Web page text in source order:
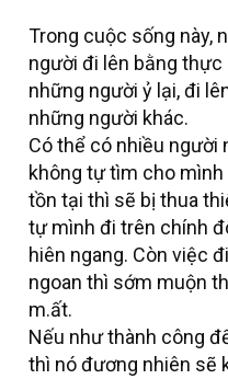
Trong cuộc sống này,
người đi lên bằng
những người ỷ lại, đi
những người khác.
Có thể có nhiều người
không tự tìm cho
tồn tại thì sẽ bị thua
tự mình đi trên chính
hiên ngang. Còn việc
ngoan thì sớm muộn
m.ất.
Nếu như thành công
thì nó đương nhiên sẽ